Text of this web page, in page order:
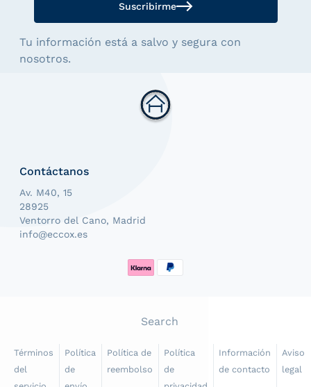
Contáctanos
Av. M40, 15
28925
Ventorro del Cano, Madrid
info@eccox.es
Suscribirme
Tu información está a salvo y segura con
nosotros.
Search
Términos
del
Política
de
Política de
reembolso
Política
de
Información
de contacto
Aviso
legal